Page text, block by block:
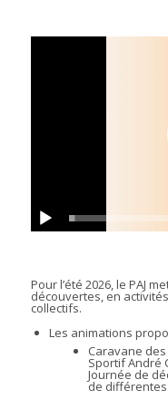
Pour l’été 2026, le PAJ
découvertes, en
collectifs.
Les animations
Caravane
Sportif André
Journée de
de